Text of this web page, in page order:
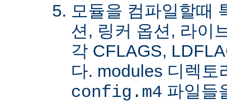
모듈을 컴파일할때
션, 링커 옵션, 라이
각 CFLAGS,
다. modules 디렉토
config.m4 파일들